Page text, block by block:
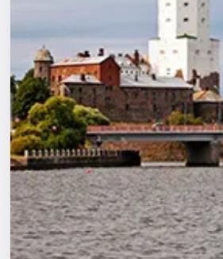
Города
Площадки
Артисты
Рейтинги